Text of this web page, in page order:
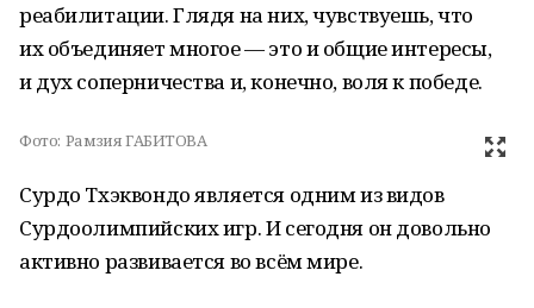
реабилитации. Глядя на них, чувствуешь, что
их объединяет многое — это и общие интересы,
и дух соперничества и, конечно, воля к победе.
Фото: Рамзия ГАБИТОВА
Сурдо Тхэквондо является одним из видов
Сурдоолимпийских игр. И сегодня он довольно
активно развивается во всём мире.